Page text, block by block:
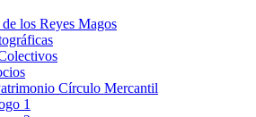
los Reyes Magos
Círculo Mercantil
1